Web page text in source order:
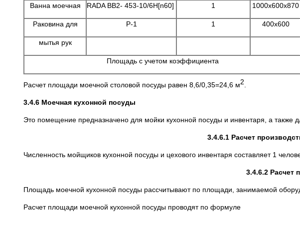
Ванна моечная RADA ВВ2- 453-10/6Н[n60] 1 1000x600x870
Раковина для Р-1 1 400x600
мытья рук
Площадь с учетом коэффициента
Расчет площади моечной столовой посуды равен 8,6/0,35=24,6 м2
3.4.6 Моечная кухонной посуды
Это помещение предназначено для мойки кухонной посуды и инвентаря, а также
3.4.6.1 Расчет
Численность мойщиков кухонной посуды и цехового инвентаря составляет 1
3.4.6.2 Расчет
Площадь моечной кухонной посуды рассчитывают по площади, занимаемой
Расчет площади моечной кухонной посуды проводят по формуле